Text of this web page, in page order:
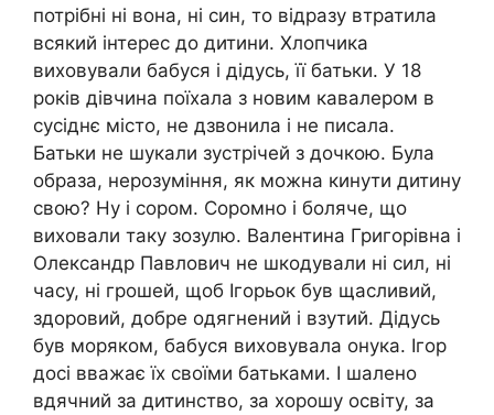
потрібні ні вона, ні син, то відразу втратила
всякий інтерес до дитини. Хлопчика
виховували бабуся і дідусь, її батьки. У 18
років дівчина поїхала з новим кавалером в
сусіднє місто, не дзвонила і не писала.
Батьки не шукали зустрічей з дочкою. Була
образа, нерозуміння, як можна кинути дитину
свою? Ну і сором. Соромно і боляче, що
виховали таку зозулю. Валентина Григорівна і
Олександр Павлович не шкодували ні сил, ні
часу, ні грошей, щоб Ігорьок був щасливий,
здоровий, добре одягнений і взутий. Дідусь
був моряком, бабуся виховувала онука. Ігор
досі вважає їх своїми батьками. І шалено
вдячний за дитинство, за хорошу освіту, за